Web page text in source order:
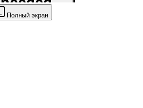
Полный экран